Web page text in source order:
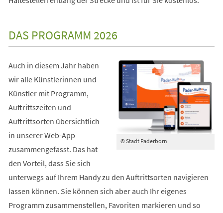
DAS PROGRAMM 2026
© Stadt Paderborn
Auch in diesem Jahr haben
wir alle Künstlerinnen und
Künstler mit Programm,
Auftrittszeiten und
Auftrittsorten übersichtlich
in unserer Web-App
zusammengefasst. Das hat
den Vorteil, dass Sie sich
unterwegs auf Ihrem Handy zu den Auftrittsorten navigieren
lassen können. Sie können sich aber auch Ihr eigenes
Programm zusammenstellen, Favoriten markieren und so